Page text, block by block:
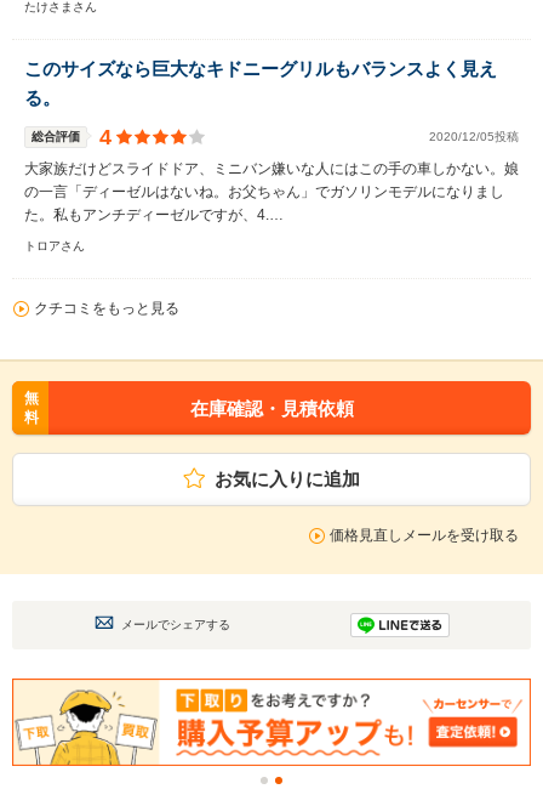
たけさまさん
このサイズなら巨大なキドニーグリルもバランスよく見え
る。
総合評価 4 2020/12/05投稿
大家族だけどスライドドア、ミニバン嫌いな人にはこの手の車しかない。娘
の一言「ディーゼルはないね。お父ちゃん」でガソリンモデルになりまし
た。私もアンチディーゼルですが、4.…
トロアさん
クチコミをもっと見る
無
料
在庫確認・見積依頼
お気に入りに追加
価格見直しメールを受け取る
メールでシェアする